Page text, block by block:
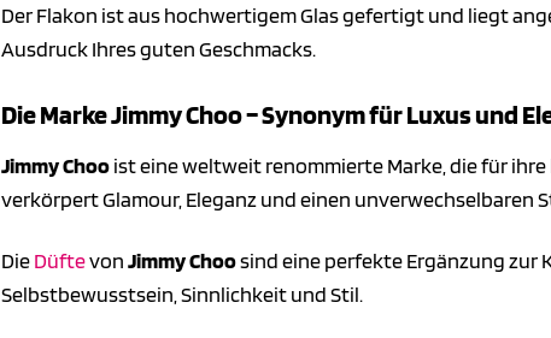
Der Flakon ist aus hochwertigem Glas gefertigt und liegt
Ausdruck Ihres guten Geschmacks.
Die Marke Jimmy Choo – Synonym für Luxus und
Jimmy Chooist eine weltweit renommierte Marke, die für
verkörpert Glamour, Eleganz und einen unverwechselbaren
DieDüftevonJimmy Choosind eine perfekte Ergänzung zur
Selbstbewusstsein, Sinnlichkeit und Stil.